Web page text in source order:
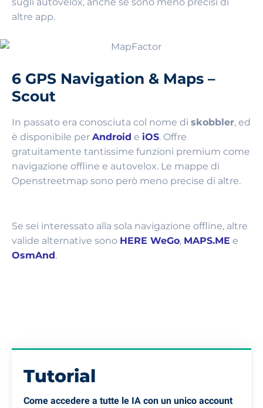
altre app.
6 GPS Navigation & Maps –
Scout
In passato era conosciuta col nome di skobbler, ed
è disponibile per Android e iOS. Offre
gratuitamente tantissime funzioni premium come
navigazione offline e autovelox. Le mappe di
Openstreetmap sono però meno precise di altre.
Se sei interessato alla sola navigazione offline, altre
valide alternative sono HERE WeGo, MAPS.ME e
OsmAnd.
Tutorial
Come accedere a tutte le IA con un unico account